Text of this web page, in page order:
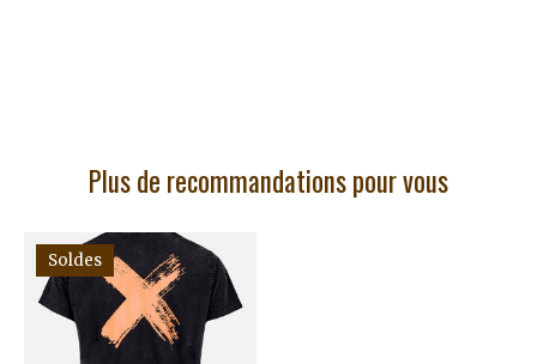
Plus de recommandations pour vous
Articles du carrousel de produits
Soldes